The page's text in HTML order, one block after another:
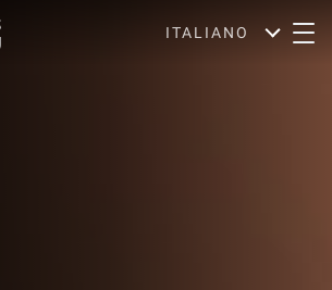
ITALIANO